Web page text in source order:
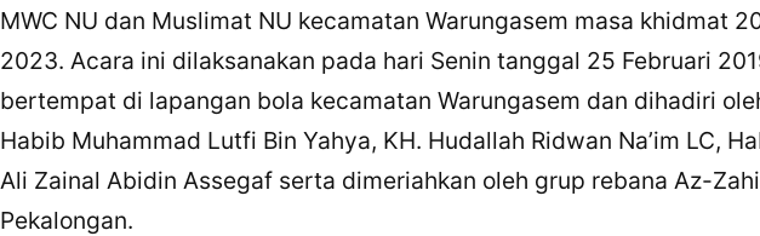
MWC NU dan Muslimat NU kecamatan Warungasem masa khidmat
2023. Acara ini dilaksanakan pada hari Senin tanggal 25 Februari
bertempat di lapangan bola kecamatan Warungasem dan dihadiri
Habib Muhammad Lutfi Bin Yahya, KH. Hudallah Ridwan Na’im LC,
Ali Zainal Abidin Assegaf serta dimeriahkan oleh grup rebana Az-
Pekalongan.